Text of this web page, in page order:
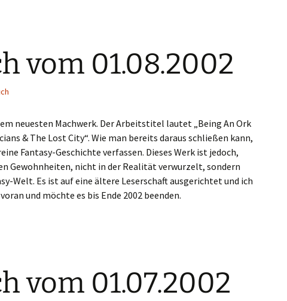
vom 01.08.2002
neuesten Machwerk. Der Arbeitstitel lautet „Being An Ork
& The Lost City“. Wie man bereits daraus schließen kann,
Fantasy-Geschichte verfassen. Dieses Werk ist jedoch,
Gewohnheiten, nicht in der Realität verwurzelt, sondern
Welt. Es ist auf eine ältere Leserschaft ausgerichtet und ich
und möchte es bis Ende 2002 beenden.
vom 01.07.2002